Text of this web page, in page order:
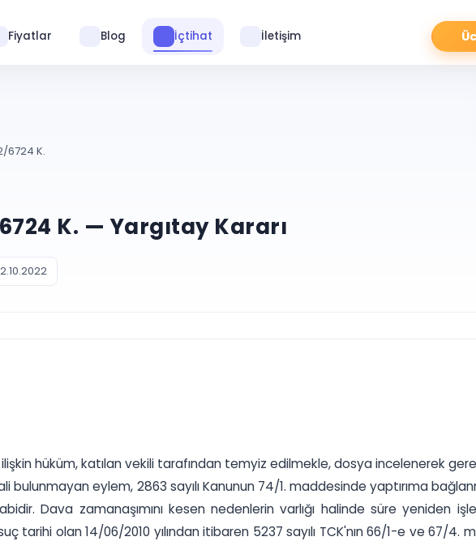
Fiyatlar Blog İçtihat İletişim
6724 K.
K. — Yargıtay Kararı
ilişkin hüküm, katılan vekili tarafından temyiz edilmekle, dosya incelenerek
eylem, 2863 sayılı Kanunun 74/1. maddesinde yaptırıma
Dava zamanaşımını kesen nedenlerin varlığı halinde süre yeniden
tarihi olan 14/06/2010 yılından itibaren 5237 sayılı TCK'nın 66/1-e ve 67/4.